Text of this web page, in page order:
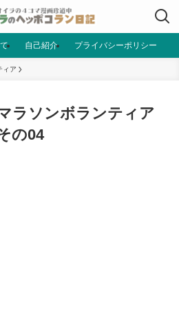
自己紹介 プライバシーポリシー
ィア
ラソンボランティア
の04